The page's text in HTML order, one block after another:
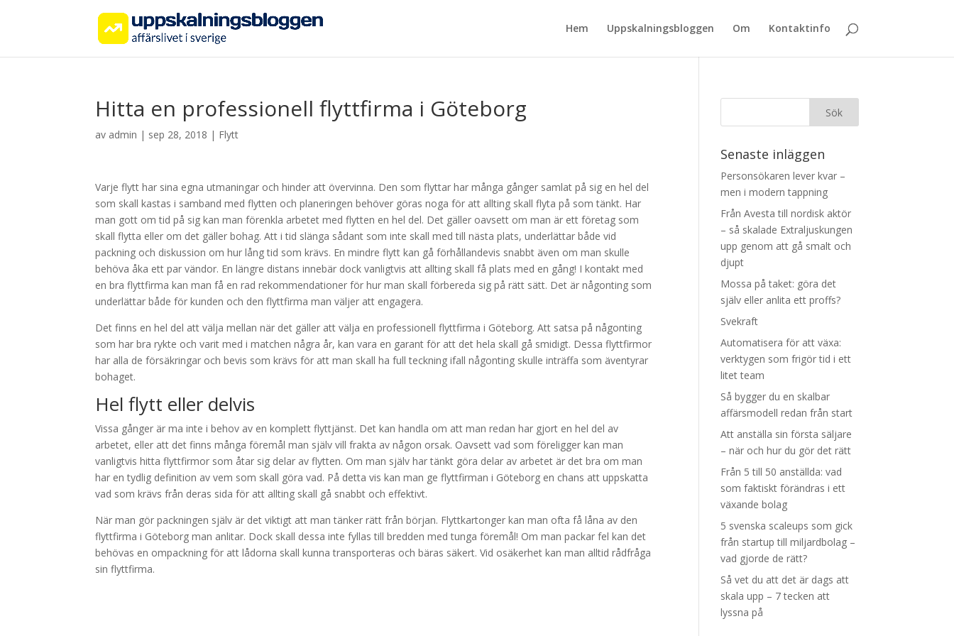
Hem Uppskalningsbloggen Om Kontaktinfo
Hitta en professionell flyttfirma i Göteborg
av admin | sep 28, 2018 | Flytt
Varje flytt har sina egna utmaningar och hinder att övervinna. Den som flyttar har många gånger samlat på sig en hel del
som skall kastas i samband med flytten och planeringen behöver göras noga för att allting skall flyta på som tänkt. Har
man gott om tid på sig kan man förenkla arbetet med flytten en hel del. Det gäller oavsett om man är ett företag som
skall flytta eller om det gäller bohag. Att i tid slänga sådant som inte skall med till nästa plats, underlättar både vid
packning och diskussion om hur lång tid som krävs. En mindre flytt kan gå förhållandevis snabbt även om man skulle
behöva åka ett par vändor. En längre distans innebär dock vanligtvis att allting skall få plats med en gång! I kontakt med
en bra flyttfirma kan man få en rad rekommendationer för hur man skall förbereda sig på rätt sätt. Det är någonting som
underlättar både för kunden och den flyttfirma man väljer att engagera.
Det finns en hel del att välja mellan när det gäller att välja en professionell flyttfirma i Göteborg. Att satsa på någonting
som har bra rykte och varit med i matchen några år, kan vara en garant för att det hela skall gå smidigt. Dessa flyttfirmor
har alla de försäkringar och bevis som krävs för att man skall ha full teckning ifall någonting skulle inträffa som äventyrar
bohaget.
Hel flytt eller delvis
Vissa gånger är ma inte i behov av en komplett flyttjänst. Det kan handla om att man redan har gjort en hel del av
arbetet, eller att det finns många föremål man själv vill frakta av någon orsak. Oavsett vad som föreligger kan man
vanligtvis hitta flyttfirmor som åtar sig delar av flytten. Om man själv har tänkt göra delar av arbetet är det bra om man
har en tydlig definition av vem som skall göra vad. På detta vis kan man ge flyttfirman i Göteborg en chans att uppskatta
vad som krävs från deras sida för att allting skall gå snabbt och effektivt.
När man gör packningen själv är det viktigt att man tänker rätt från början. Flyttkartonger kan man ofta få låna av den
flyttfirma i Göteborg man anlitar. Dock skall dessa inte fyllas till bredden med tunga föremål! Om man packar fel kan det
behövas en ompackning för att lådorna skall kunna transporteras och bäras säkert. Vid osäkerhet kan man alltid rådfråga
sin flyttfirma.
Senaste inläggen
Personsökaren lever kvar –
men i modern tappning
Från Avesta till nordisk aktör
– så skalade Extraljuskungen
upp genom att gå smalt och
djupt
Mossa på taket: göra det
själv eller anlita ett proffs?
Svekraft
Automatisera för att växa:
verktygen som frigör tid i ett
litet team
Så bygger du en skalbar
affärsmodell redan från start
Att anställa sin första säljare
– när och hur du gör det rätt
Från 5 till 50 anställda: vad
som faktiskt förändras i ett
växande bolag
5 svenska scaleups som gick
från startup till miljardbolag –
vad gjorde de rätt?
Så vet du att det är dags att
skala upp – 7 tecken att
lyssna på